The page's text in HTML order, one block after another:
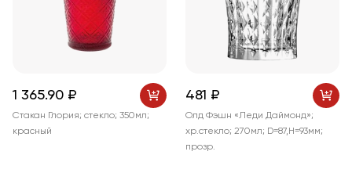
1 365.90 ₽
Стакан Глория; стекло; 350мл;
красный
481 ₽
Олд Фэшн «Леди Даймонд»;
хр.стекло; 270мл; D=87,H=93мм;
прозр.